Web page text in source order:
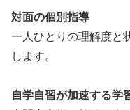
対面の個別指導
一人ひとりの理解度と
します。
自学自習が加速する学